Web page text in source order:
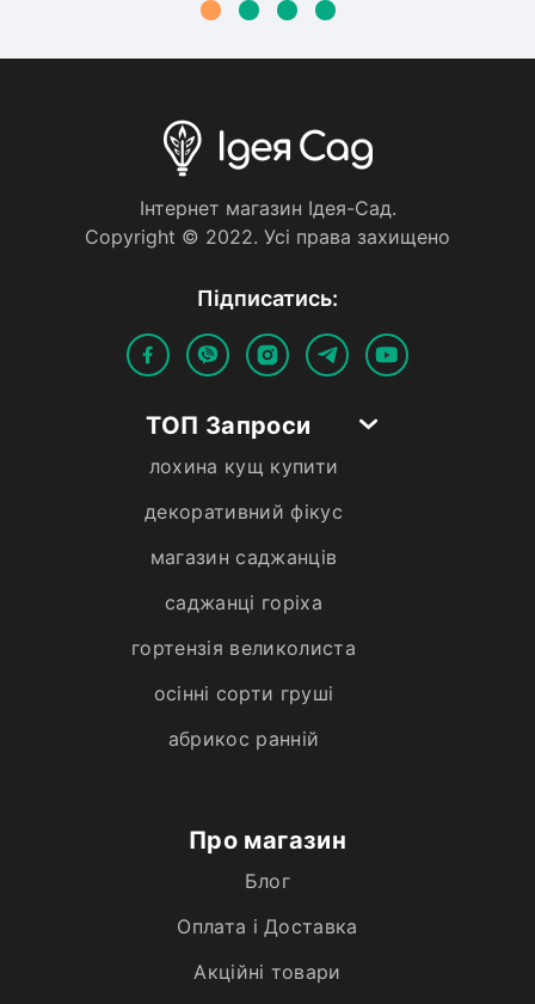
Iнтернет магазин Iдея-Сад.
Copyright © 2022. Усi права захищено
Пiдписатись:
ТОП Запроси
лохина кущ купити
декоративний фікус
магазин саджанців
саджанці горіха
гортензія великолиста
осінні сорти груші
абрикос ранній
Про магазин
Блог
Оплата і Доставка
Акційні товари